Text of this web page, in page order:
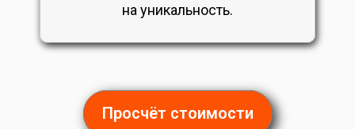
на уникальность.
Просчёт стоимости